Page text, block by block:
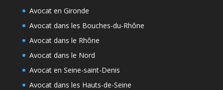
Avocat en Gironde
Avocat dans les Bouches-du-Rhône
Avocat dans le Rhône
Avocat dans le Nord
Avocat en Seine-saint-Denis
Avocat dans les Hauts-de-Seine